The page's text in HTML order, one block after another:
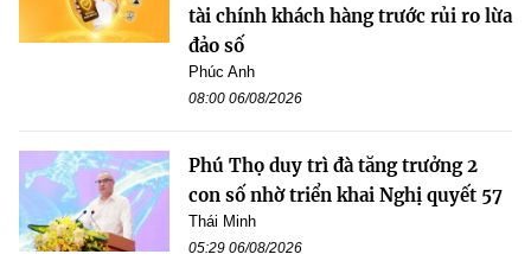
tài chính khách hàng trước rủi ro lừa
đảo số
Phúc Anh
08:00 06/08/2026
Phú Thọ duy trì đà tăng trưởng 2
con số nhờ triển khai Nghị quyết 57
Thái Minh
05:29 06/08/2026